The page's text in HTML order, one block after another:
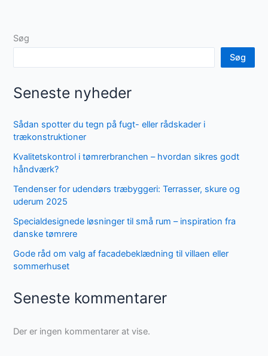
Søg
Søg
Seneste nyheder
Sådan spotter du tegn på fugt- eller rådskader i
trækonstruktioner
Kvalitetskontrol i tømrerbranchen – hvordan sikres godt
håndværk?
Tendenser for udendørs træbyggeri: Terrasser, skure og
uderum 2025
Specialdesignede løsninger til små rum – inspiration fra
danske tømrere
Gode råd om valg af facadebeklædning til villaen eller
sommerhuset
Seneste kommentarer
Der er ingen kommentarer at vise.